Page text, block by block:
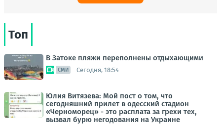
Топ
В Затоке пляжи переполнены отдыхающими
СМИ Сегодня, 18:54
Юлия Витязева: Мой пост о том, что
сегодняшний прилет в одесский стадион
«Черноморец» - это расплата за грехи тех,
вызвал бурю негодования на Украине